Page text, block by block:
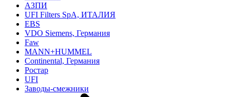
АЗПИ
UFI Filters SpA, ИТАЛИЯ
EBS
VDO Siemens, Германия
Faw
MANN+HUMMEL
Continental, Германия
Ростар
UFI
Заводы-смежники